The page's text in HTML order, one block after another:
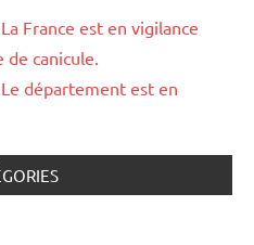
France est en vigilance
canicule.
département est en